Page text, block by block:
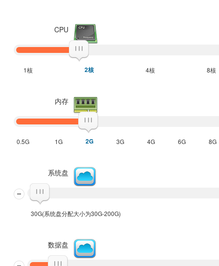
CPU
1核 2核 4核 8核
内存
0.5G 1G 2G 3G 4G 6G 8G
系统盘
30G(系统盘分配大小为30G-200G)
数据盘